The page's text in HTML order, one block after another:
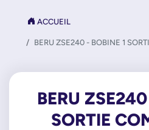
ACCUEIL
BERU ZSE240 - BOBINE 1
BERU
SORTIE